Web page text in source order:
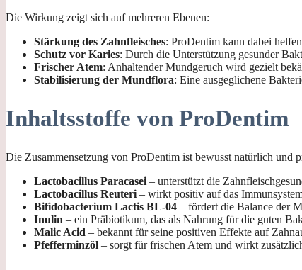
Die Wirkung zeigt sich auf mehreren Ebenen:
Stärkung des Zahnfleisches: ProDentim kann dabei
Schutz vor Karies: Durch die Unterstützung gesunder
Frischer Atem: Anhaltender Mundgeruch wird gezielt
Stabilisierung der Mundflora: Eine ausgeglichene
Inhaltsstoffe von ProDentim
Die Zusammensetzung von ProDentim ist bewusst natürlich und
Lactobacillus Paracasei – unterstützt die
Lactobacillus Reuteri – wirkt positiv auf das
Bifidobacterium Lactis BL-04 – fördert die Balance der
Inulin – ein Präbiotikum, das als Nahrung für die guten
Malic Acid – bekannt für seine positiven Effekte auf
Pfefferminzöl – sorgt für frischen Atem und wirkt